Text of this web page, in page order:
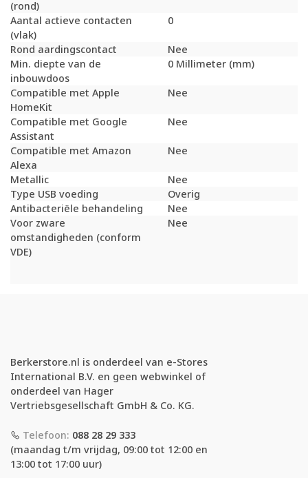
(rond)
Aantal actieve contacten
(vlak)
0
Rond aardingscontact
Nee
Min. diepte van de
inbouwdoos
0 Millimeter (mm)
Compatible met Apple
HomeKit
Nee
Compatible met Google
Assistant
Nee
Compatible met Amazon
Alexa
Nee
Metallic
Nee
Type USB voeding
Overig
Antibacteriële behandeling
Nee
Voor zware
omstandigheden (conform
VDE)
Nee
Berkerstore.nl is onderdeel van e-Stores
International B.V. en geen webwinkel of
onderdeel van Hager
Vertriebsgesellschaft GmbH & Co. KG.
Telefoon: 088 28 29 333
(maandag t/m vrijdag, 09:00 tot 12:00 en
13:00 tot 17:00 uur)